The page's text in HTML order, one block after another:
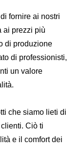
fornire ai nostri
ai prezzi più
di produzione
di professionisti,
un valore
che siamo lieti di
Ciò ti
e il comfort dei